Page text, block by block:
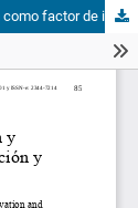
Las tecnologías de la información y comunicación como factor de innovación y competitividad empresarial